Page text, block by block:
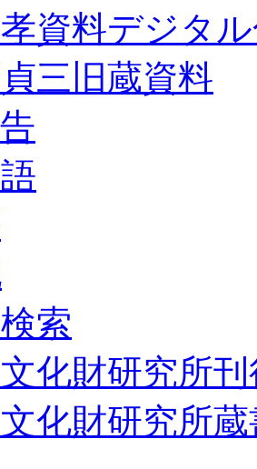
資料デジタ
三旧蔵資料
索
化財研究所
化財研究所